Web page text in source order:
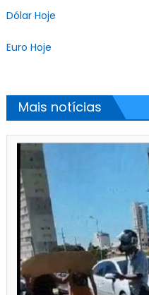
Dólar Hoje
Euro Hoje
Mais notícias